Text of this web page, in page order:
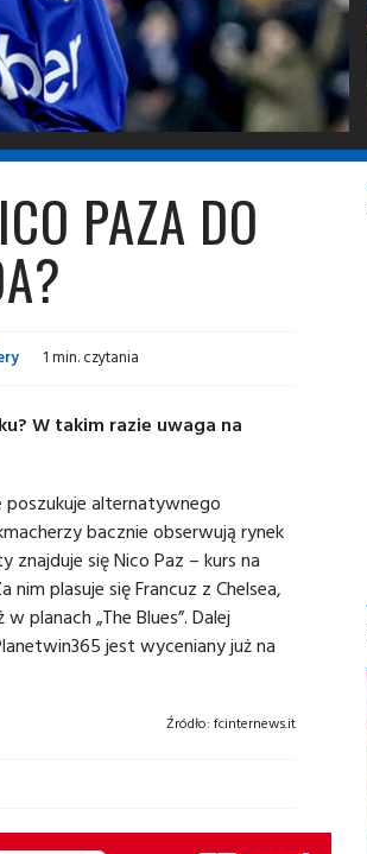
PAZA DO
1 min. czytania
W takim razie uwaga na
poszukuje alternatywnego
bacznie obserwują rynek
znajduje się Nico Paz – kurs na
plasuje się Francuz z Chelsea,
planach „The Blues”. Dalej
jest wyceniany już na
Źródło: fcinternews.it